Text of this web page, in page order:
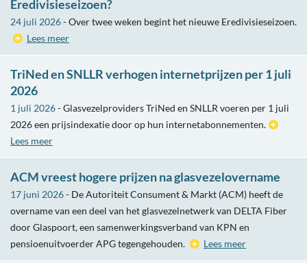
Eredivisieseizoen?
24 juli 2026- Over twee weken begint het nieuwe Eredivisieseizoen.
Lees meer
TriNed en SNLLR verhogen internetprijzen per 1 juli
2026
1 juli 2026- Glasvezelproviders TriNed en SNLLR voeren per 1 juli
2026 een prijsindexatie door op hun internetabonnementen.
Lees meer
ACM vreest hogere prijzen na glasvezelovername
17 juni 2026- De Autoriteit Consument & Markt (ACM) heeft de
overname van een deel van het glasvezelnetwerk van DELTA Fiber
door Glaspoort, een samenwerkingsverband van KPN en
pensioenuitvoerder APG tegengehouden.
Lees meer